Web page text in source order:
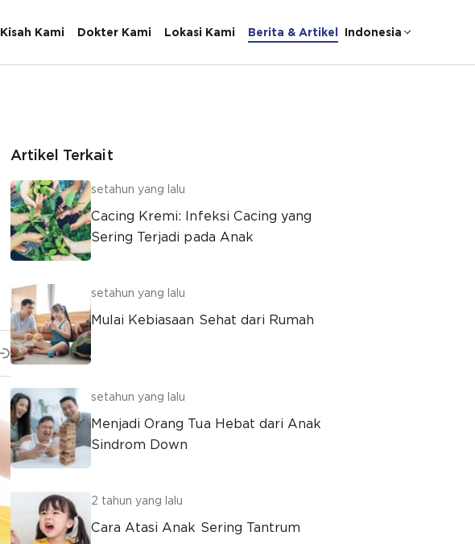
Kisah Kami Dokter Kami Lokasi Kami Berita & Artikel Indonesia
Artikel Terkait
setahun yang lalu
Cacing Kremi: Infeksi Cacing yang
Sering Terjadi pada Anak
setahun yang lalu
Mulai Kebiasaan Sehat dari Rumah
setahun yang lalu
Menjadi Orang Tua Hebat dari Anak
Sindrom Down
2 tahun yang lalu
Cara Atasi Anak Sering Tantrum